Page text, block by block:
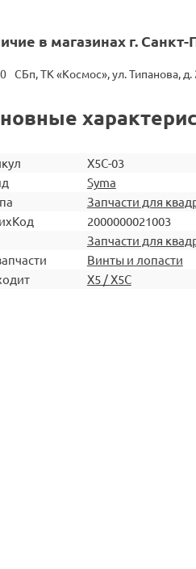
в магазинах г. Санкт-
0 СБп, ТК «Космос», ул. Типанова, д.
X5C-03
Syma
Запчасти для
2000000021003
Запчасти для
Винты и лопасти
X5 / X5C